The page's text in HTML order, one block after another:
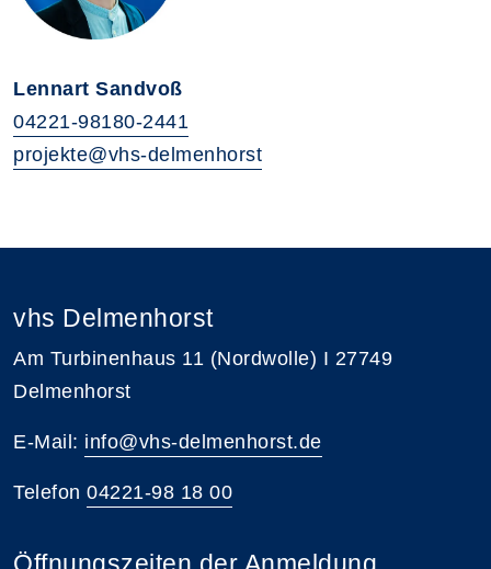
Lennart Sandvoß
04221-98180-2441
projekte@vhs-delmenhorst
vhs Delmenhorst
Am Turbinenhaus 11 (Nordwolle) I 27749
Delmenhorst
E-Mail: info@vhs-delmenhorst.de
Telefon 04221-98 18 00